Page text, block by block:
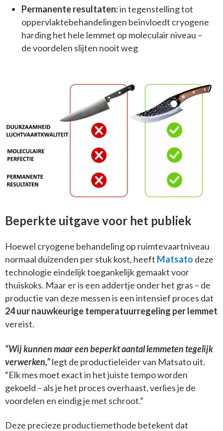
Permanente resultaten:in tegenstelling tot
oppervlaktebehandelingen beïnvloedt cryogene
harding het hele lemmet op moleculair niveau –
de voordelen slijten nooit weg
Beperkte uitgave voor het publiek
Hoewel cryogene behandeling op ruimtevaartniveau
normaal duizenden per stuk kost, heeft Matsato deze
technologie eindelijk toegankelijk gemaakt voor
thuiskoks. Maar er is een addertje onder het gras – de
productie van deze messen is een intensief proces dat
24 uur nauwkeurige temperatuurregeling per lemmet
vereist.
“Wij kunnen maar een beperkt aantal lemmeten tegelijk
verwerken,”legt de productieleider van Matsato uit.
“Elk mes moet exact in het juiste tempo worden
gekoeld – als je het proces overhaast, verlies je de
voordelen en eindig je met schroot.”
Deze precieze productiemethode betekent dat